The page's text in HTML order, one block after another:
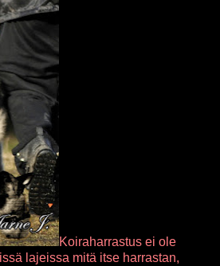
Koiraharrastus ei ole
lajeissa mitä itse harrastan,